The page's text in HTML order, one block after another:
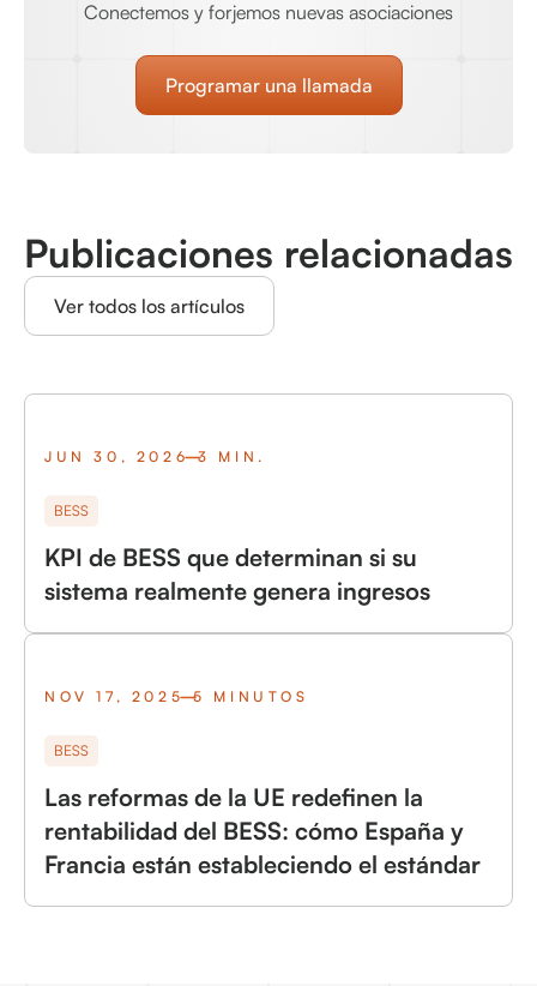
Conectemos y forjemos nuevas asociaciones
Programar una llamada
Publicaciones relacionadas
Ver todos los artículos
JUN 30, 2026 3 MIN.
BESS
KPI de BESS que determinan si su
sistema realmente genera ingresos
NOV 17, 2025 5 MINUTOS
BESS
Las reformas de la UE redefinen la
rentabilidad del BESS: cómo España y
Francia están estableciendo el estándar